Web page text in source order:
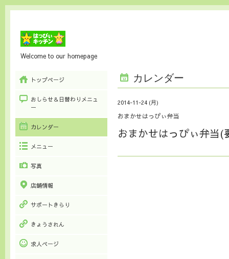
Welcome to our homepage
カレンダー
2014-11-24 (月)
おまかせはっぴぃ弁当
おまかせはっぴぃ弁当
トップページ
おしらせ＆日替わりメニュ
ー
カレンダー
メニュー
写真
店舗情報
サポートきらり
きょうされん
求人ページ